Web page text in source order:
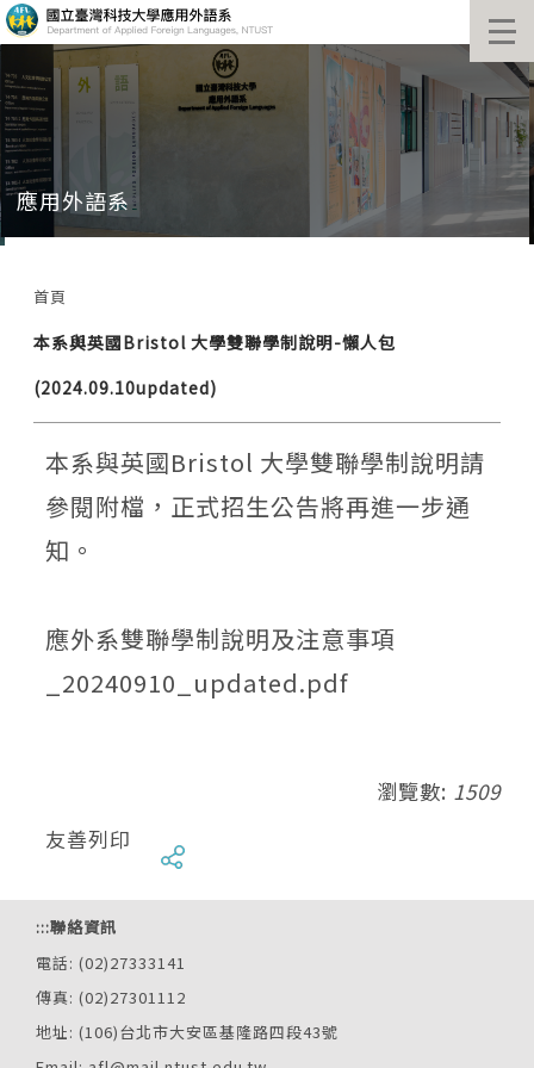
跳
到
要
內
容
區
塊
應用外語系
首頁
本系與英國Bristol 大學雙聯學制說明-懶人包
(2024.09.10updated)
本系與英國Bristol 大學雙聯學制說明請
參閱附檔，正式招生公告將再進一步通
知。
應外系雙聯學制說明及注意事項
_20240910_updated.pdf
瀏覽數: 1509
友善列印
:::聯絡資訊
電話: (02)27333141
傳真: (02)27301112
地址: (106)台北市大安區基隆路四段43號